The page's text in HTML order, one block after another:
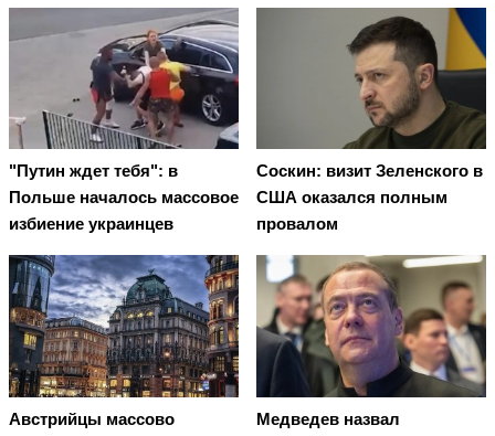
"Путин ждет тебя": в
Польше началось массовое
избиение украинцев
Соскин: визит Зеленского в
США оказался полным
провалом
Австрийцы массово
Медведев назвал